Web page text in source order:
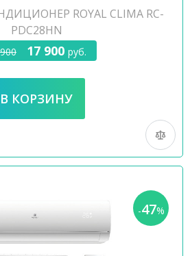
ROYAL CLIMA RC-
PDC28HN
17 900 руб.
-47%